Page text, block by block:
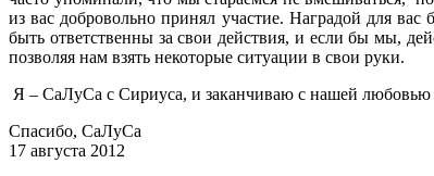
из вас добровольно принял участие. Наградой для
быть ответственны за свои действия, и если бы мы,
позволяя нам взять некоторые ситуации в свои руки.
Я – СаЛуСа с Сириуса, и заканчиваю с нашей любовью
Спасибо, СаЛуСа
17 августа 2012